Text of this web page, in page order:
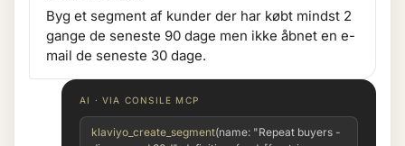
Byg et segment af kunder der har købt mindst 2
gange de seneste 90 dage men ikke åbnet en e-
mail de seneste 30 dage.
AI · VIA CONSILE MCP
klaviyo_create_segment(name: "Repeat buyers -